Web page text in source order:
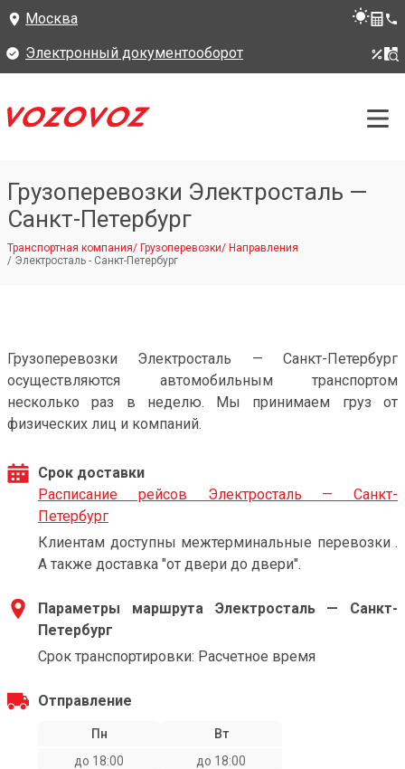
Москва
Электронный документооборот
Грузоперевозки Электросталь —
Санкт-Петербург
Транспортная компания/ Грузоперевозки/ Направления
/ Электросталь - Санкт-Петербург
Грузоперевозки Электросталь — Санкт-Петербург
осуществляются автомобильным транспортом
несколько раз в неделю. Мы принимаем груз от
физических лиц и компаний.
Срок доставки
Расписание рейсов Электросталь — Санкт-
Петербург
Клиентам доступны межтерминальные перевозки .
А также доставка "от двери до двери".
Параметры маршрута Электросталь — Санкт-
Петербург
Срок транспортировки: Расчетное время
Отправление
Пн
до 18:00
Вт
до 18:00